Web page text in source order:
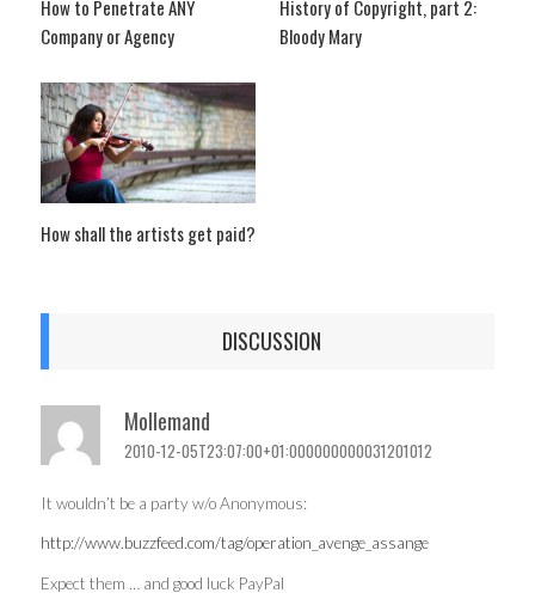
How to Penetrate ANY
Company or Agency
History of Copyright, part 2:
Bloody Mary
How shall the artists get paid?
DISCUSSION
Mollemand
2010-12-05T23:07:00+01:000000000031201012
It wouldn’t be a party w/o Anonymous:
http://www.buzzfeed.com/tag/operation_avenge_assange
Expect them … and good luck PayPal